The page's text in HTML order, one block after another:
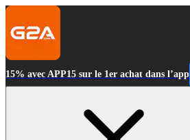
15% avec APP15 sur le 1er achat dans l’app